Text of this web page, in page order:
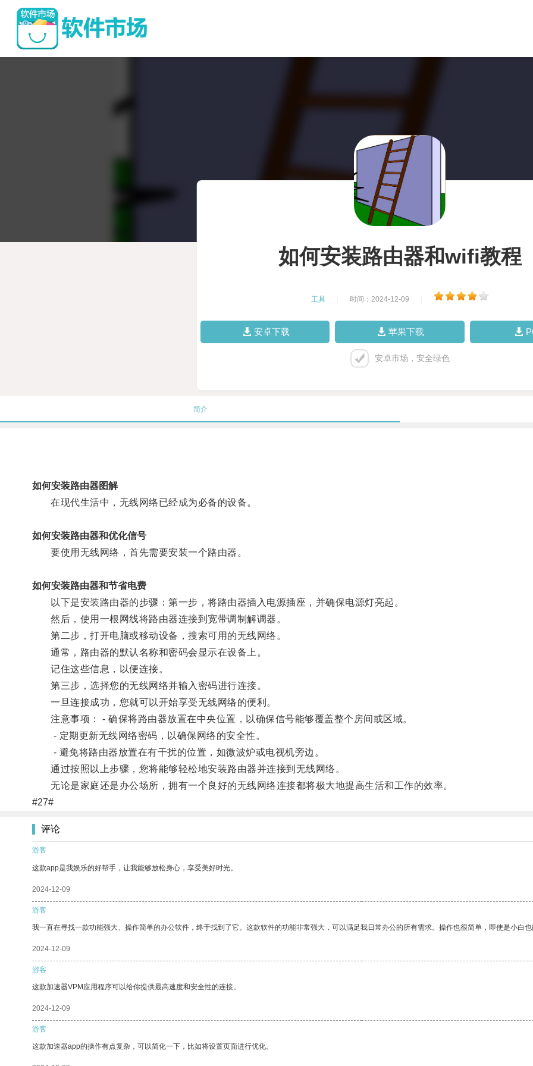
如何安装路由器和wifi教程
工具 时间：2024-12-09
安卓下载 苹果下载
安卓市场，安全绿色
简介
如何安装路由器图解
在现代生活中，无线网络已经成为必备的设备。
如何安装路由器和优化信号
要使用无线网络，首先需要安装一个路由器。
如何安装路由器和节省电费
以下是安装路由器的步骤：第一步，将路由器插入电源插座，并确保电源灯亮起。
然后，使用一根网线将路由器连接到宽带调制解调器。
第二步，打开电脑或移动设备，搜索可用的无线网络。
通常，路由器的默认名称和密码会显示在设备上。
记住这些信息，以便连接。
第三步，选择您的无线网络并输入密码进行连接。
一旦连接成功，您就可以开始享受无线网络的便利。
注意事项： - 确保将路由器放置在中央位置，以确保信号能够覆盖整个房间或区域。
- 定期更新无线网络密码，以确保网络的安全性。
- 避免将路由器放置在有干扰的位置，如微波炉或电视机旁边。
通过按照以上步骤，您将能够轻松地安装路由器并连接到无线网络。
无论是家庭还是办公场所，拥有一个良好的无线网络连接都将极大地提高生活和工作的效率。
#27#
评论
游客
这款app是我娱乐的好帮手，让我能够放松身心，享受美好时光。
2024-12-09
游客
我一直在寻找一款功能强大、操作简单的办公软件，终于找到了它。这款软件的功能非常强大，可以满足我日常办公的所有需求。操作也很简单，即使是小白也
2024-12-09
游客
这款加速器VPM应用程序可以给你提供最高速度和安全性的连接。
2024-12-09
游客
这款加速器app的操作有点复杂，可以简化一下，比如将设置页面进行优化。